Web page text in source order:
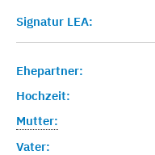
Signatur LEA:
Ehepartner:
Hochzeit:
Mutter:
Vater: